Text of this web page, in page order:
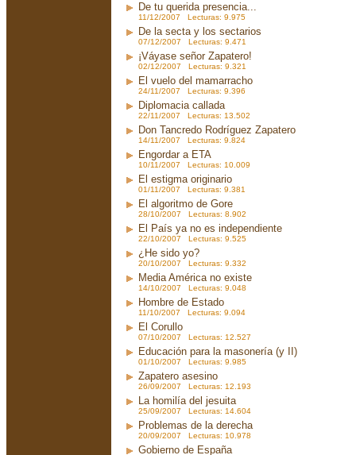
De tu querida presencia...
11/12/2007 Lecturas: 9.975
De la secta y los sectarios
07/12/2007 Lecturas: 9.471
¡Váyase señor Zapatero!
02/12/2007 Lecturas: 9.321
El vuelo del mamarracho
24/11/2007 Lecturas: 9.396
Diplomacia callada
22/11/2007 Lecturas: 13.502
Don Tancredo Rodríguez Zapatero
14/11/2007 Lecturas: 9.824
Engordar a ETA
10/11/2007 Lecturas: 10.009
El estigma originario
01/11/2007 Lecturas: 9.381
El algoritmo de Gore
28/10/2007 Lecturas: 8.902
El País ya no es independiente
22/10/2007 Lecturas: 9.525
¿He sido yo?
20/10/2007 Lecturas: 9.332
Media América no existe
14/10/2007 Lecturas: 9.048
Hombre de Estado
11/10/2007 Lecturas: 9.094
El Corullo
07/10/2007 Lecturas: 12.527
Educación para la masonería (y II)
01/10/2007 Lecturas: 9.985
Zapatero asesino
26/09/2007 Lecturas: 12.193
La homilía del jesuita
25/09/2007 Lecturas: 14.604
Problemas de la derecha
20/09/2007 Lecturas: 10.978
Gobierno de España